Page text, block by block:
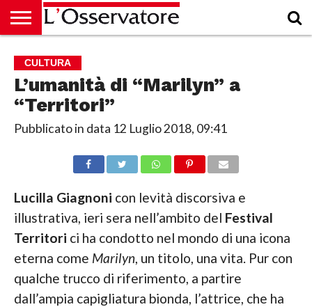
CULTURA
ECONOMIA
RUBRICHE
ARCHIVIO
PODCAST
ABBONAMENTO
CHI
SIAMO
ACCEDI
CULTURA
L’umanità di “Marilyn” a
“Territori”
Pubblicato in data 12 Luglio 2018, 09:41
Lucilla Giagnoni con levità discorsiva e
illustrativa, ieri sera nell’ambito del Festival
Territori ci ha condotto nel mondo di una icona
eterna come Marilyn, un titolo, una vita. Pur con
qualche trucco di riferimento, a partire
dall’ampia capigliatura bionda, l’attrice, che ha